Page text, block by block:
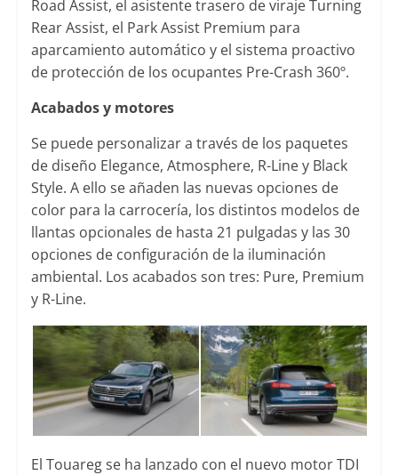
Road Assist, el asistente trasero de viraje Turning
Rear Assist, el Park Assist Premium para
aparcamiento automático y el sistema proactivo
de protección de los ocupantes Pre-Crash 360º.
Acabados y motores
Se puede personalizar a través de los paquetes
de diseño Elegance, Atmosphere, R-Line y Black
Style. A ello se añaden las nuevas opciones de
color para la carrocería, los distintos modelos de
llantas opcionales de hasta 21 pulgadas y las 30
opciones de configuración de la iluminación
ambiental. Los acabados son tres: Pure, Premium
y R-Line.
El Touareg se ha lanzado con el nuevo motor TDI